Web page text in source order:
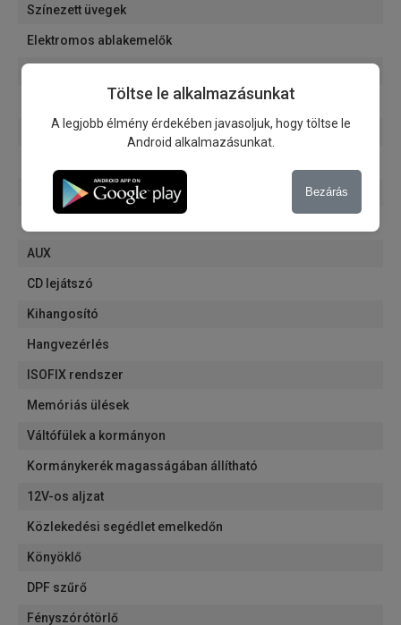
Színezett üvegek
Elektromos ablakemelők
Multimédia
AUX
CD lejátszó
Kihangosító
Hangvezérlés
ISOFIX rendszer
Memóriás ülések
Váltófülek a kormányon
Kormánykerék magasságában állítható
12V-os aljzat
Közlekedési segédlet emelkedőn
Könyöklő
DPF szűrő
Fényszórótörlő
Töltse le alkalmazásunkat
A legjobb élmény érdekében javasoljuk, hogy töltse le
Android alkalmazásunkat.
Bezárás